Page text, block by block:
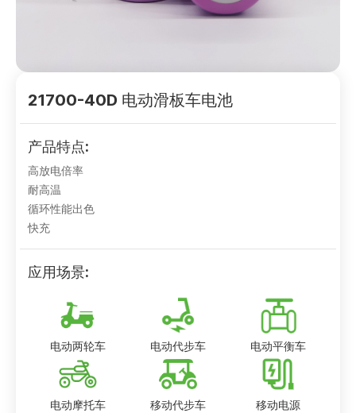
21700-40D 电动滑板车电池
产品特点:
高放电倍率
耐高温
循环性能出色
快充
应用场景:
电动两轮车 电动代步车 电动平衡车
电动摩托车 移动代步车 移动电源